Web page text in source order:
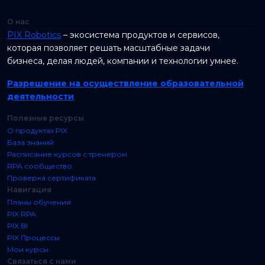
О нас
PIX Robotics – экосистема продуктов и сервисов,
которая позволяет решать масштабные задачи
бизнеса, делая людей, компании и технологии умнее.
Разрешение на осуществление образовательной
деятельности
Полезные ресурсы
О продуктах PIX
База знаний
Расписание курсов с тренером
RPA сообщество
Проверка сертификата
Навигация
Планы обучения
PIX RPA
PIX BI
PIX Процессы
Мои курсы
Связаться с нами